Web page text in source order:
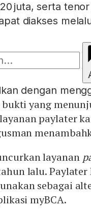
juta, serta
diakses
dengan
bukti yang
paylater
layanan
lalu.
sebagai
myBCA.